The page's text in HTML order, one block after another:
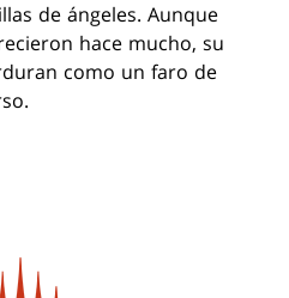
de ángeles. Aunque
hace mucho, su
como un faro de